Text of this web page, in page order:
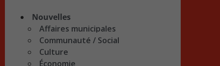
Nouvelles
Affaires municipales
Communauté / Social
Culture
Économie